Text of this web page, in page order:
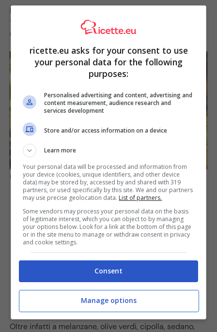
LEGGI ANCHE:
‘semidigiuno’: ecco svelato il suo segreto per
rimettersi in forma dopo le feste
L’ingrediente segreto della caponata (pixabay)
Oltre infatti a melanzane, olive verdi, cipolla, sedano,
ricette.eu asks for your consent to use
your personal data for the following
purposes:
Personalised advertising and content, advertising and
content measurement, audience research and
services development
Store and/or access information on a device
Learn more
Your personal data will be processed and information from
your device (cookies, unique identifiers, and other device
data) may be stored by, accessed by and shared with 319
partners, or used specifically by this site. We and our partners
may use precise geolocation data. List of partners.
Some vendors may process your personal data on the basis
of legitimate interest, which you can object to by managing
your options below. Look for a link at the bottom of this page
or in the site menu to manage or withdraw consent in privacy
and cookie settings.
Consent
Manage options